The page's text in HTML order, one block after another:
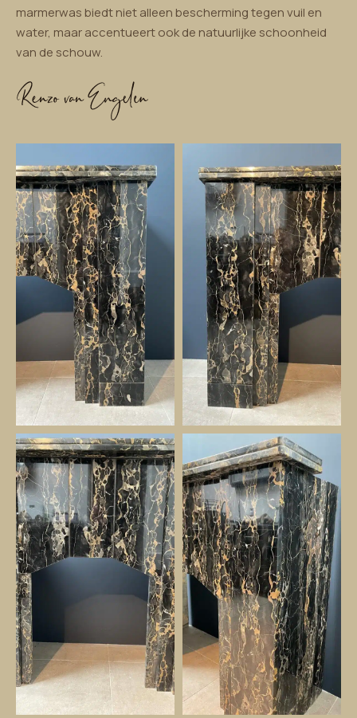
marmerwas biedt niet alleen bescherming tegen vuil en
water, maar accentueert ook de natuurlijke schoonheid
van de schouw.